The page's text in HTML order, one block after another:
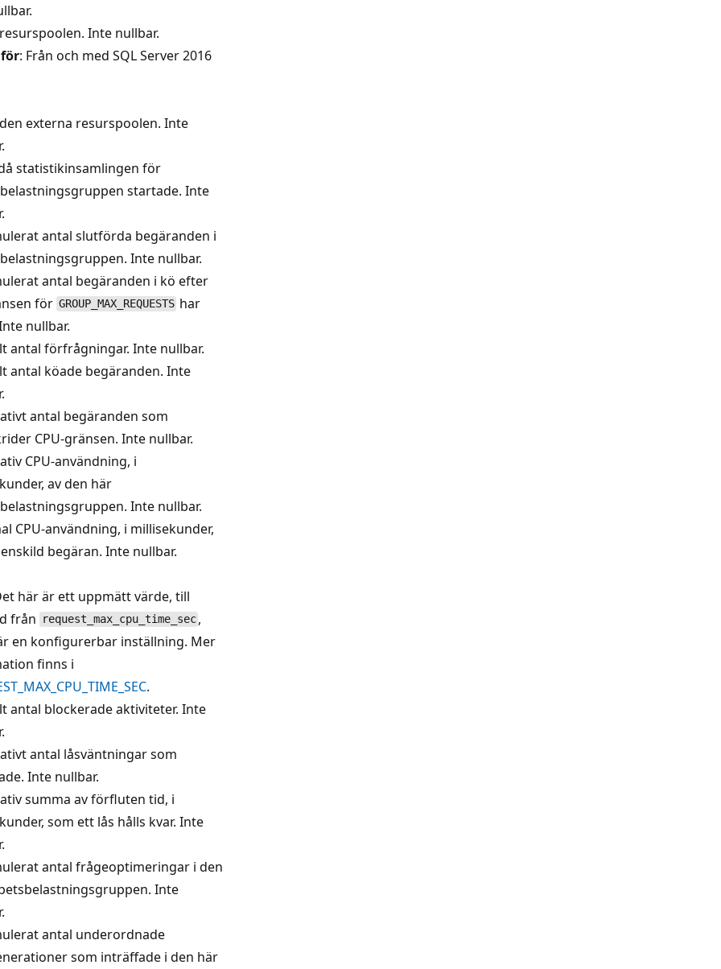
Inte nullbar.
: Från och med SQL Server 2016
externa resurspoolen. Inte
statistikinsamlingen för
startade. Inte
antal slutförda begäranden i
Inte nullbar.
antal begäranden i kö efter
för GROUP_MAX_REQUESTS har
nullbar.
antal förfrågningar. Inte nullbar.
antal köade begäranden. Inte
antal begäranden som
CPU-gränsen. Inte nullbar.
CPU-användning, i
av den här
Inte nullbar.
CPU-användning, i millisekunder,
begäran. Inte nullbar.
här är ett uppmätt värde, till
från
request_max_cpu_time_sec ,
en konfigurerbar inställning. Mer
finns i
.
antal blockerade aktiviteter. Inte
antal låsväntningar som
Inte nullbar.
summa av förfluten tid, i
som ett lås hålls kvar. Inte
antal frågeoptimeringar i den
Inte
antal underordnade
som inträffade i den här